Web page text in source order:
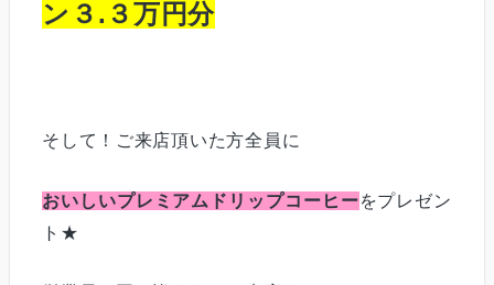
ン３.３万円分
そして！ご来店頂いた方全員に
おいしいプレミアムドリップコーヒーをプレゼン
ト★